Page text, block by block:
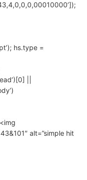
hs.type =
||
alt=”simple hit